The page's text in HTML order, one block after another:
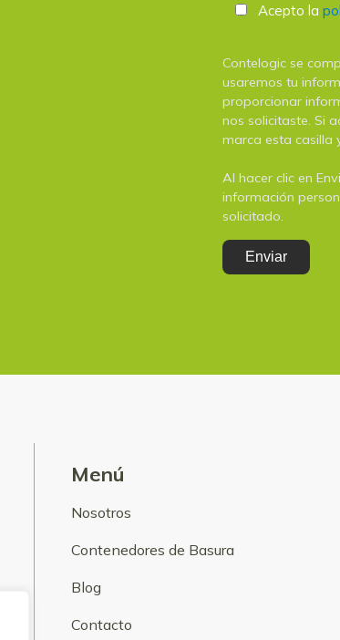
Acepto la
Contelogic se
usaremos tu
proporcionar
nos solicitaste. Si
marca esta casilla
Al hacer clic en
información
solicitado.
Menú
Nosotros
Contenedores de Basura
Blog
Contacto